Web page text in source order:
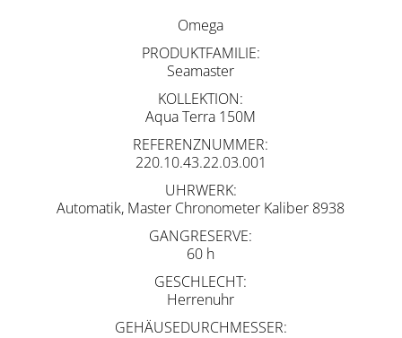
Omega
PRODUKTFAMILIE
Seamaster
KOLLEKTION
Aqua Terra 150M
REFERENZNUMMER
220.10.43.22.03.001
UHRWERK
Automatik, Master Chronometer Kaliber 8938
GANGRESERVE
60 h
GESCHLECHT
Herrenuhr
GEHÄUSEDURCHMESSER